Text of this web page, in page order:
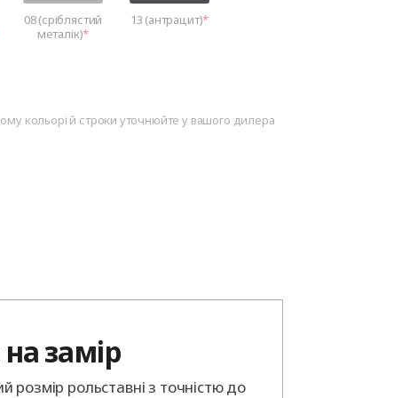
08 (сріблястий
металік)
13 (антрацит)
кольорі й строки уточнюйте у вашого дилера
замір
розмір рольставні з точністю до